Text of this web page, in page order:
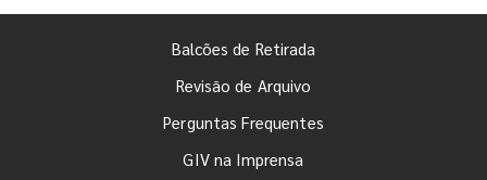
Balcões de Retirada
Revisão de Arquivo
Perguntas Frequentes
GIV na Imprensa